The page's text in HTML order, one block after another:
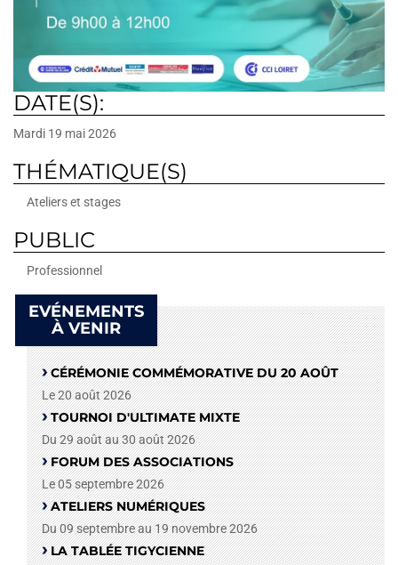
DATE(S):
Mardi 19 mai 2026
THÉMATIQUE(S)
Ateliers et stages
PUBLIC
Professionnel
EVÉNEMENTS
À VENIR
CÉRÉMONIE COMMÉMORATIVE DU 20 AOÛT
Le 20 août 2026
TOURNOI D'ULTIMATE MIXTE
Du 29 août au 30 août 2026
FORUM DES ASSOCIATIONS
Le 05 septembre 2026
ATELIERS NUMÉRIQUES
Du 09 septembre au 19 novembre 2026
LA TABLÉE TIGYCIENNE